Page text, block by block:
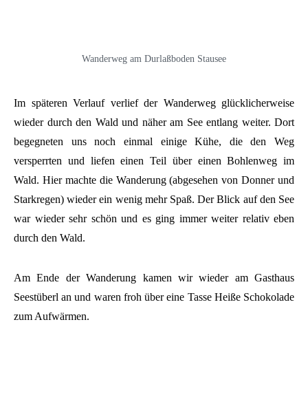
Wanderweg am Durlaßboden Stausee
Im späteren Verlauf verlief der Wanderweg glücklicherweise
wieder durch den Wald und näher am See entlang weiter. Dort
begegneten uns noch einmal einige Kühe, die den Weg
versperrten und liefen einen Teil über einen Bohlenweg im
Wald. Hier machte die Wanderung (abgesehen von Donner und
Starkregen) wieder ein wenig mehr Spaß. Der Blick auf den See
war wieder sehr schön und es ging immer weiter relativ eben
durch den Wald.
Am Ende der Wanderung kamen wir wieder am Gasthaus
Seestüberl an und waren froh über eine Tasse Heiße Schokolade
zum Aufwärmen.